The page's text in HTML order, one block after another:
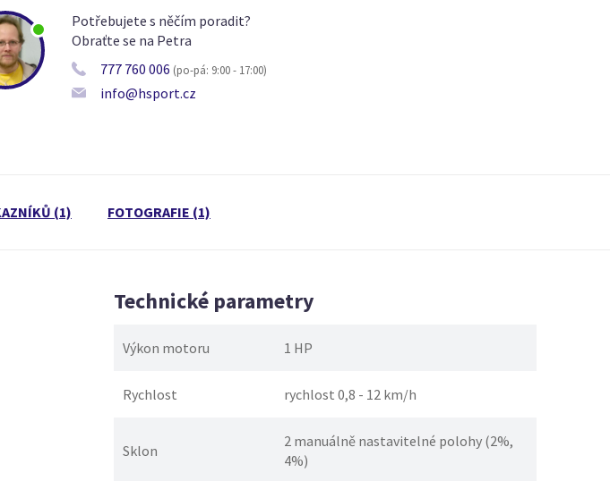
Potřebujete s něčím poradit?
Obraťte se na Petra
777 760 006 (po-pá: 9:00 - 17:00)
info@hsport.cz
(1) FOTOGRAFIE (1)
Technické parametry
Výkon motoru 1 HP
Rychlost rychlost 0,8 - 12 km/h
Sklon
2 manuálně nastavitelné polohy (2%,
4%)